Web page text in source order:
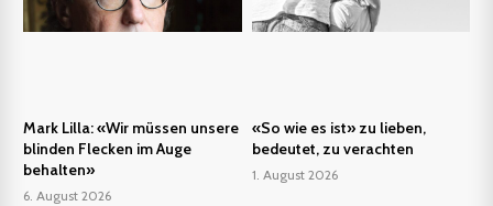
Mark Lilla: «Wir müssen unsere
blinden Flecken im Auge
behalten»
6. August 2026
«So wie es ist» zu lieben,
bedeutet, zu verachten
1. August 2026